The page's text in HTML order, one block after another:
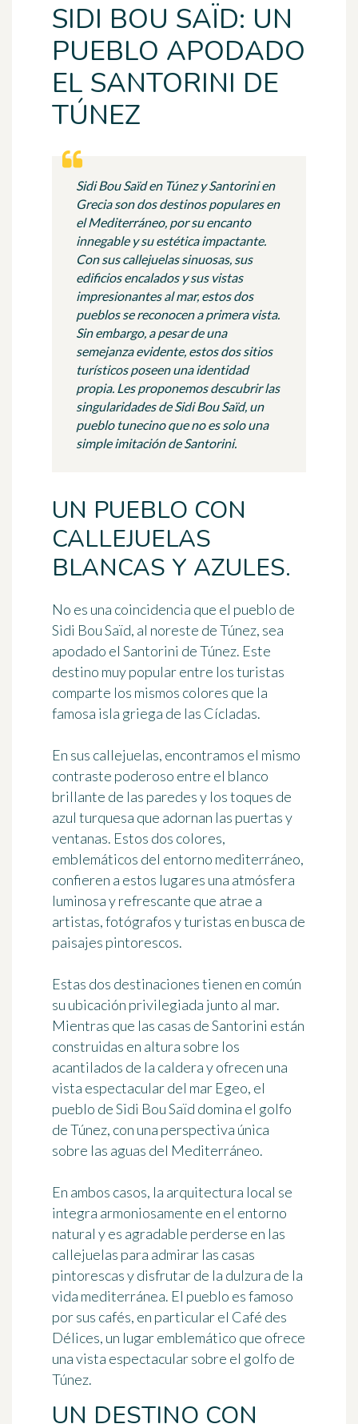
SIDI BOU SAÏD: UN
PUEBLO APODADO
EL SANTORINI DE
TÚNEZ
Sidi Bou Saïd en Túnez y Santorini en
Grecia son dos destinos populares en
el Mediterráneo, por su encanto
innegable y su estética impactante.
Con sus callejuelas sinuosas, sus
edificios encalados y sus vistas
impresionantes al mar, estos dos
pueblos se reconocen a primera vista.
Sin embargo, a pesar de una
semejanza evidente, estos dos sitios
turísticos poseen una identidad
propia. Les proponemos descubrir las
singularidades de Sidi Bou Saïd, un
pueblo tunecino que no es solo una
simple imitación de Santorini.
UN PUEBLO CON
CALLEJUELAS
BLANCAS Y AZULES.
No es una coincidencia que el pueblo de
Sidi Bou Saïd, al noreste de Túnez, sea
apodado el Santorini de Túnez. Este
destino muy popular entre los turistas
comparte los mismos colores que la
famosa isla griega de las Cícladas.
En sus callejuelas, encontramos el mismo
contraste poderoso entre el blanco
brillante de las paredes y los toques de
azul turquesa que adornan las puertas y
ventanas. Estos dos colores,
emblemáticos del entorno mediterráneo,
confieren a estos lugares una atmósfera
luminosa y refrescante que atrae a
artistas, fotógrafos y turistas en busca de
paisajes pintorescos.
Estas dos destinaciones tienen en común
su ubicación privilegiada junto al mar.
Mientras que las casas de Santorini están
construidas en altura sobre los
acantilados de la caldera y ofrecen una
vista espectacular del mar Egeo, el
pueblo de Sidi Bou Saïd domina el golfo
de Túnez, con una perspectiva única
sobre las aguas del Mediterráneo.
En ambos casos, la arquitectura local se
integra armoniosamente en el entorno
natural y es agradable perderse en las
callejuelas para admirar las casas
pintorescas y disfrutar de la dulzura de la
vida mediterránea. El pueblo es famoso
por sus cafés, en particular el Café des
Délices, un lugar emblemático que ofrece
una vista espectacular sobre el golfo de
Túnez.
UN DESTINO CON